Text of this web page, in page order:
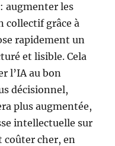
: augmenter les
collectif grâce à
rapidement un
et lisible. Cela
l’IA au bon
décisionnel,
plus augmentée,
intellectuelle sur
coûter cher, en